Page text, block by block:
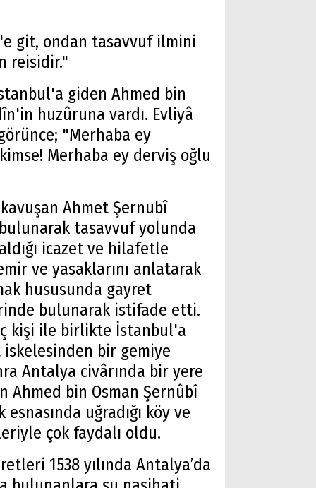
git, ondan tasavvuf ilmini
reisidir."
giden Ahmed bin
huzûruna vardı. Evliyâ
"Merhaba ey
Merhaba ey derviş oğlu
Ahmet Şernubî
tasavvuf yolunda
icazet ve hilafetle
ve yasaklarını anlatarak
hususunda gayret
bulunarak istifade etti.
kişi ile birlikte İstanbul'a
iskelesinden bir gemiye
Antalya civârında bir yere
Ahmed bin Osman Şernûbî
uğradığı köy ve
çok faydalı oldu.
1538 yılında Antalya’da